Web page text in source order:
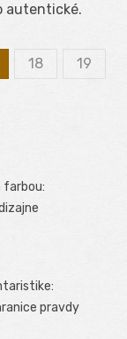
autentické.
18
19
farbou:
pravdy